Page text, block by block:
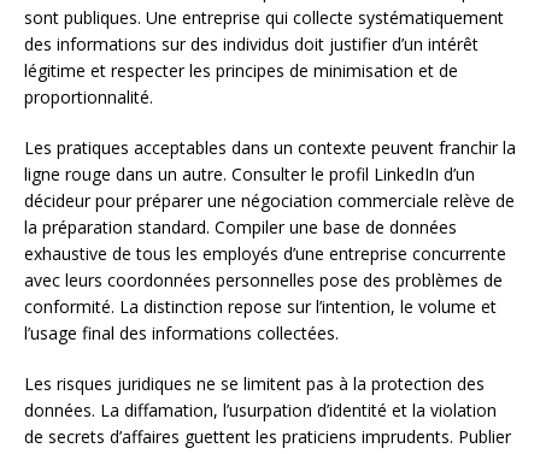
sont publiques. Une entreprise qui collecte systématiquement
des informations sur des individus doit justifier d’un intérêt
légitime et respecter les principes de minimisation et de
proportionnalité.
Les pratiques acceptables dans un contexte peuvent franchir la
ligne rouge dans un autre. Consulter le profil LinkedIn d’un
décideur pour préparer une négociation commerciale relève de
la préparation standard. Compiler une base de données
exhaustive de tous les employés d’une entreprise concurrente
avec leurs coordonnées personnelles pose des problèmes de
conformité. La distinction repose sur l’intention, le volume et
l’usage final des informations collectées.
Les risques juridiques ne se limitent pas à la protection des
données. La diffamation, l’usurpation d’identité et la violation
de secrets d’affaires guettent les praticiens imprudents. Publier